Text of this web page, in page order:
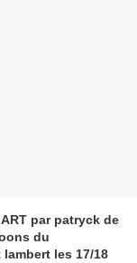
par patryck de
du
les 17/18